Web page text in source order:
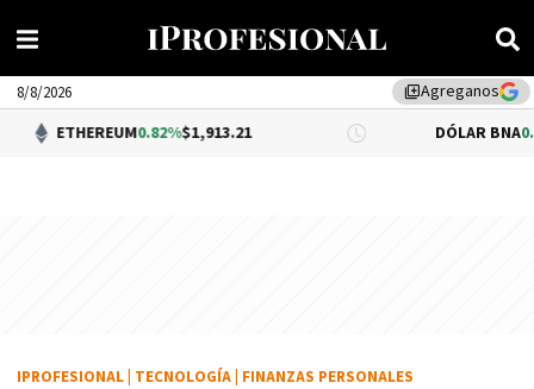
library_addAgreganos
8/8/2026
0.82%$1,913.21 DÓLAR BNA 0.34%$1,520.00
IPROFESIONAL TECNOLOGÍA FINANZAS PERSONALES